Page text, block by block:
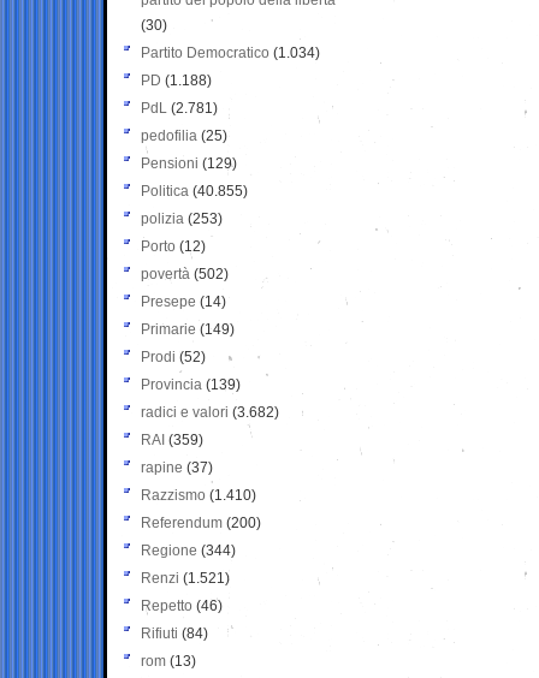
(30)
Partito Democratico (1.034)
PD (1.188)
PdL (2.781)
pedofilia (25)
Pensioni (129)
Politica (40.855)
polizia (253)
Porto (12)
povertà (502)
Presepe (14)
Primarie (149)
Prodi (52)
Provincia (139)
radici e valori (3.682)
RAI (359)
rapine (37)
Razzismo (1.410)
Referendum (200)
Regione (344)
Renzi (1.521)
Repetto (46)
Rifiuti (84)
rom (13)